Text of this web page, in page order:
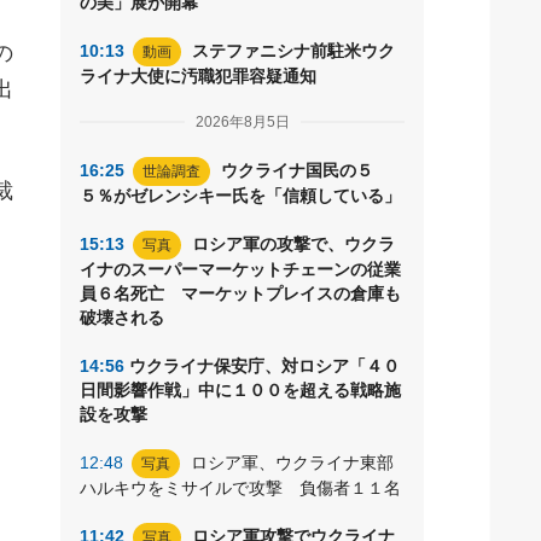
10:13 動画
ステファニシナ前駐米ウク
ライナ大使に汚職犯罪容疑通知
2026年8月5日
16:25 世論調査
ウクライナ国民の５
５％がゼレンシキー氏を「信頼している」
15:13 写真
ロシア軍の攻撃で、ウクラ
イナのスーパーマーケットチェーンの従業
員６名死亡 マーケットプレイスの倉庫も
破壊される
14:56 ウクライナ保安庁、対ロシア「４０
日間影響作戦」中に１００を超える戦略施
設を攻撃
12:48 写真
ロシア軍、ウクライナ東部
ハルキウをミサイルで攻撃 負傷者１１名
11:42 写真 ロシア軍攻撃でウクライナ